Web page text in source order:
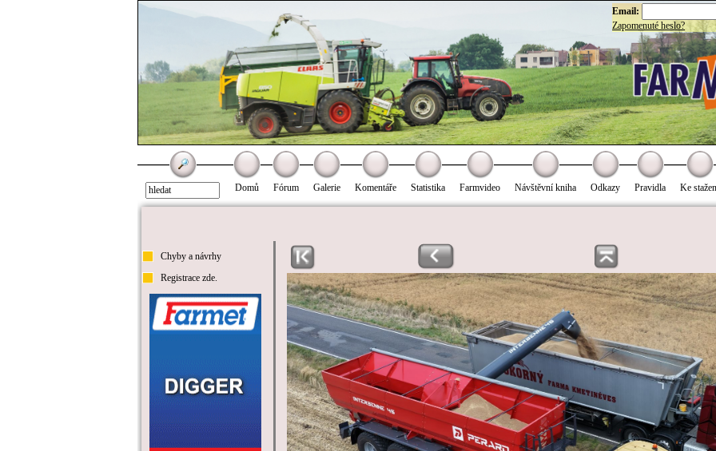
Email:
Zapomenuté heslo?
Domů Fórum Galerie Komentáře Statistika Farmvideo Návštěvní kniha Odkazy Pravidla Ke
Chyby a návrhy
Registrace zde.